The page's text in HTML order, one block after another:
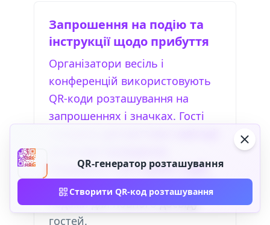
Запрошення на подію та
інструкції щодо прибуття
Організатори весіль і
конференцій використовують
QR-коди розташування на
запрошеннях і значках. Гості
Поєднуйте зQR-кодами подій,
QR-кодами календаря
кодамидля повного досвіду
гостей.
QR-генератор розташування
Створити QR-код розташування